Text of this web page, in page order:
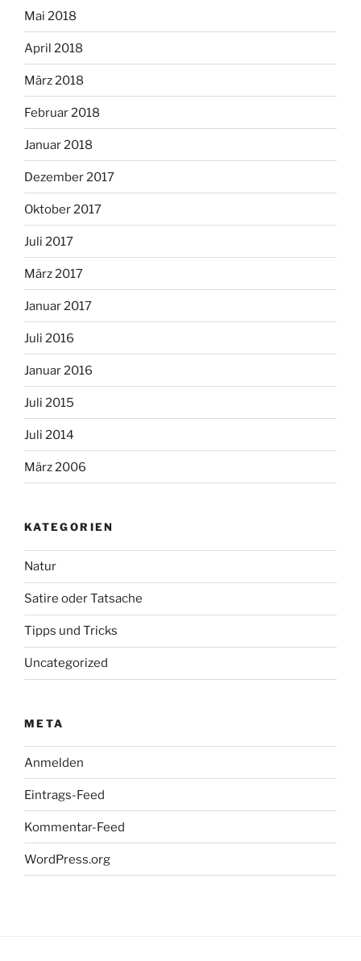
Mai 2018
April 2018
März 2018
Februar 2018
Januar 2018
Dezember 2017
Oktober 2017
Juli 2017
März 2017
Januar 2017
Juli 2016
Januar 2016
Juli 2015
Juli 2014
März 2006
KATEGORIEN
Natur
Satire oder Tatsache
Tipps und Tricks
Uncategorized
META
Anmelden
Eintrags-Feed
Kommentar-Feed
WordPress.org